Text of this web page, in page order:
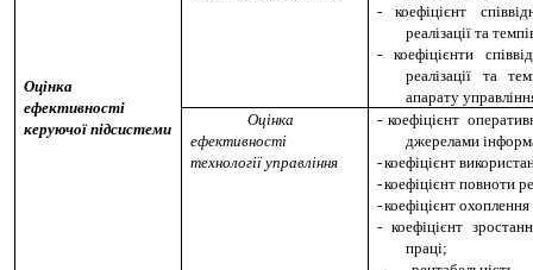
Оцінка
ефективності
керуючої підсистеми
-
коефіцієнт
реалізації та
-
коефіцієнти
реалізації та
апарату
Оцінка
ефективності
технології управління
- коефіцієнт
джерелами
-коефіцієнт
-коефіцієнт повноти
-коефіцієнт
- коефіцієнт
праці;